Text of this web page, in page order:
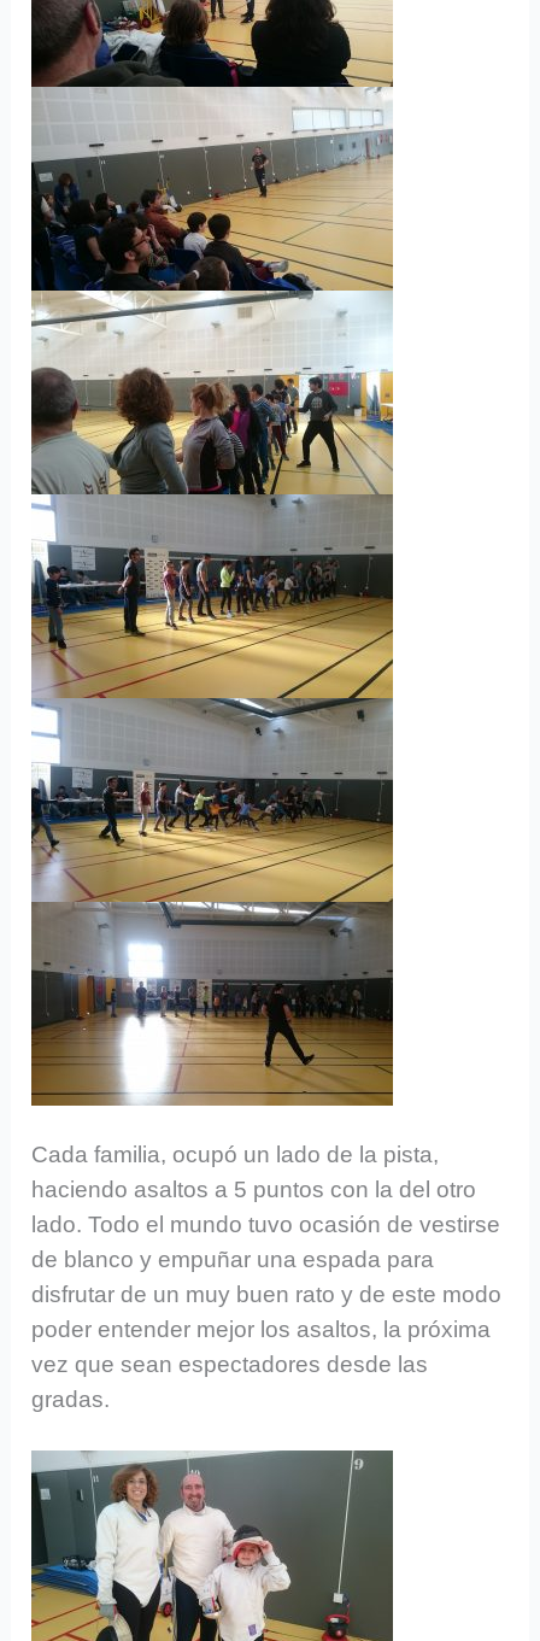
Cada familia, ocupó un lado de la pista,
haciendo asaltos a 5 puntos con la del otro
lado. Todo el mundo tuvo ocasión de vestirse
de blanco y empuñar una espada para
disfrutar de un muy buen rato y de este modo
poder entender mejor los asaltos, la próxima
vez que sean espectadores desde las
gradas.